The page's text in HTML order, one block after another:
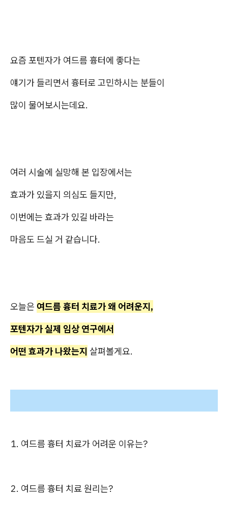
요즘 포텐자가 여드름 흉터에 좋다는
얘기가 들리면서 흉터로 고민하시는 분들이
많이 물어보시는데요.
여러 시술에 실망해 본 입장에서는
효과가 있을지 의심도 들지만,
이번에는 효과가 있길 바라는
마음도 드실 거 같습니다.
오늘은 여드름 흉터 치료가 왜 어려운지,
포텐자가 실제 임상 연구에서
어떤 효과가 나왔는지 살펴볼게요.
1. 여드름 흉터 치료가 어려운 이유는?
2. 여드름 흉터 치료 원리는?